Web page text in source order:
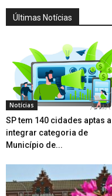
Últimas Notícias
Notícias
SP tem 140 cidades aptas a
integrar categoria de
Município de...